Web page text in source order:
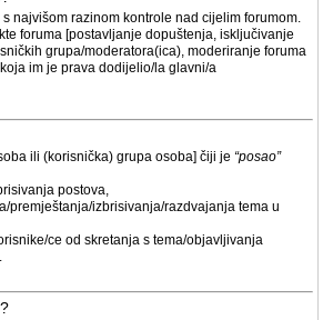
najvišom razinom kontrole nad cijelim forumom.
foruma [postavljanje dopuštenja, isključivanje
grupa/moderatora(ica), moderiranje foruma
im je prava dodijelio/la glavni/a
ili (korisnička) grupa osoba] čiji je “posao”
postova,
premještanja/izbrisivanja/razdvajanja tema u
ce od skretanja s tema/objavljivanja